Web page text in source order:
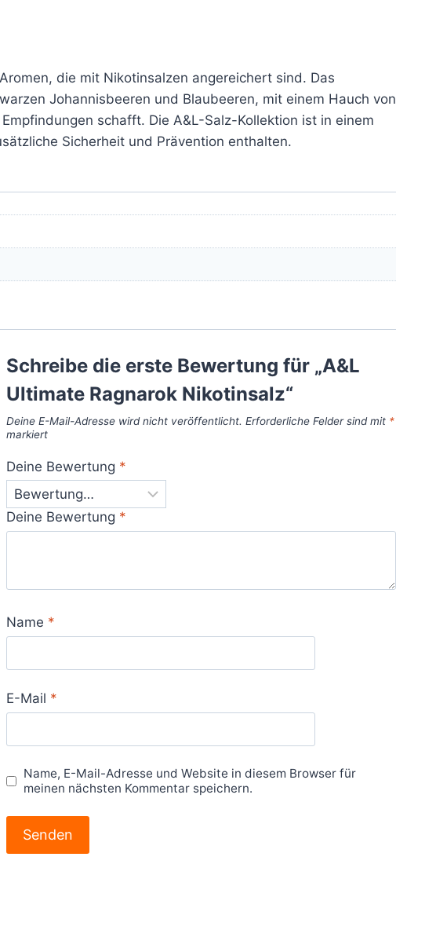
die mit Nikotinsalzen angereichert sind. Das
Johannisbeeren und Blaubeeren, mit einem Hauch von
schafft. Die A&L-Salz-Kollektion ist in einem
Sicherheit und Prävention enthalten.
Schreibe die erste Bewertung für „A&L
Ultimate Ragnarok Nikotinsalz“
Deine E-Mail-Adresse wird nicht veröffentlicht. Erforderliche Felder sind mit *
markiert
Deine Bewertung *
Deine Bewertung *
Name *
E-Mail *
Name, E-Mail-Adresse und Website in diesem Browser für
meinen nächsten Kommentar speichern.